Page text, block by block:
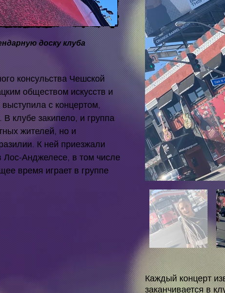
доску клуба
консульства Чешской
обществом искусств и
с концертом,
клубе закипело, и группа
жителей, но и
К ней приезжали
Анджелесе, в том числе
время играет в группе
Каждый концерт
заканчивается в